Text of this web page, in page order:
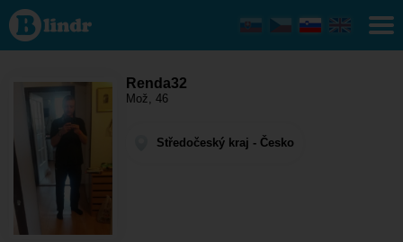
Renda32 -
On išče
nekoga
Středočeský
Renda32
Mož, 46
Středočeský kraj - Česko